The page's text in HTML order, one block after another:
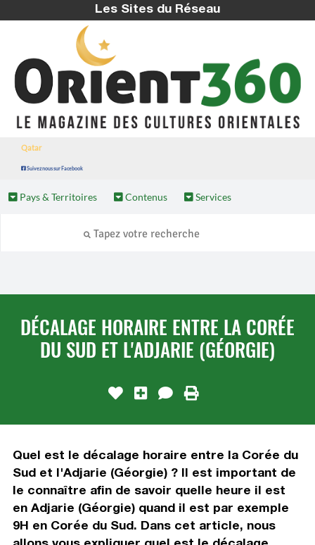
Les Sites du Réseau
Qatar
Suivez nous sur Facebook
Pays & Territoires Contenus Services
DÉCALAGE HORAIRE ENTRE LA CORÉE
DU SUD ET L'ADJARIE (GÉORGIE)
Quel est le décalage horaire entre la Corée du
Sud et l'Adjarie (Géorgie) ? Il est important de
le connaître afin de savoir quelle heure il est
en Adjarie (Géorgie) quand il est par exemple
9H en Corée du Sud. Dans cet article, nous